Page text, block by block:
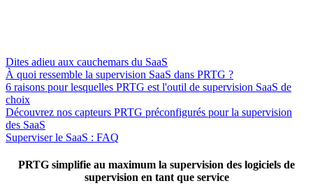
Dites adieu aux cauchemars du SaaS
À quoi ressemble la supervision SaaS dans PRTG ?
6 raisons pour lesquelles PRTG est l'outil de supervision SaaS de
choix
Découvrez nos capteurs PRTG préconfigurés pour la supervision
des SaaS
Superviser le SaaS : FAQ
PRTG simplifie au maximum la supervision des logiciels de
supervision en tant que service